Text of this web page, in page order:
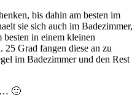
bis dahin am besten im
sie sich auch im Badezimmer,
in einem kleinen
25 Grad fangen diese an zu
im Badezimmer und den Rest
🙂